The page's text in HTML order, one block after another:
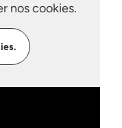
nos cookies.